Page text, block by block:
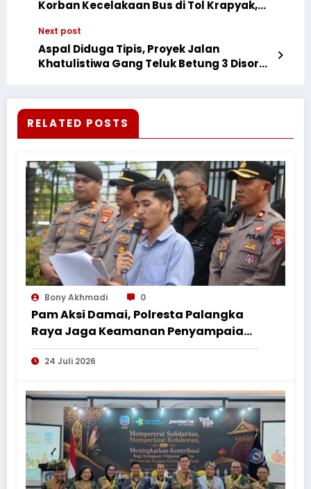
Korban Kecelakaan Bus di Tol Krapyak,
Next post
Aspal Diduga Tipis, Proyek Jalan
Khatulistiwa Gang Teluk Betung 3 Disorot
RELATED POSTS
Bony Akhmadi 0
Pam Aksi Damai, Polresta Palangka
Raya Jaga Keamanan Penyampaian
Aspirasi Perkumpulan Pemuda
Nusantara
24 Juli 2026